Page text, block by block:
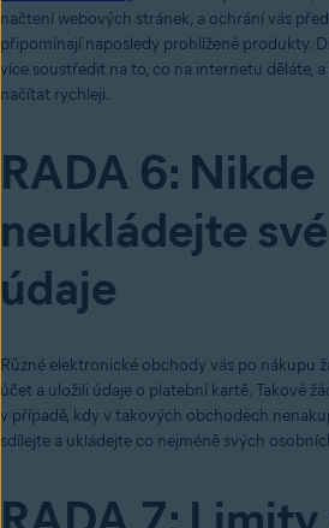
načtení webových stránek, a ochrání vás
připomínají naposledy prohlížené produkty.
více soustředit na to, co na internetu děláte,
načítat rychleji.
RADA 6: Nikde
neukládejte
údaje
Různé elektronické obchody vás po nákupu
účet a uložili údaje o platební kartě. Takové
v případě, kdy v takových obchodech
sdílejte a ukládejte co nejméně svých